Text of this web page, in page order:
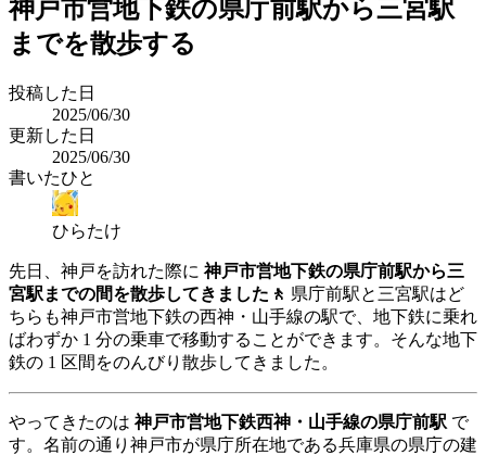
神戸市営地下鉄の県庁前駅から三宮駅
までを散歩する
投稿した日
2025/06/30
更新した日
2025/06/30
書いたひと
ひらたけ
先日、神戸を訪れた際に神戸市営地下鉄の県庁前駅から三
宮駅までの間を散歩してきました🚶 県庁前駅と三宮駅はど
ちらも神戸市営地下鉄の西神・山手線の駅で、地下鉄に乗れ
ばわずか 1 分の乗車で移動することができます。そんな地下
鉄の 1 区間をのんびり散歩してきました。
やってきたのは神戸市営地下鉄西神・山手線の県庁前駅 で
す。名前の通り神戸市が県庁所在地である兵庫県の県庁の建